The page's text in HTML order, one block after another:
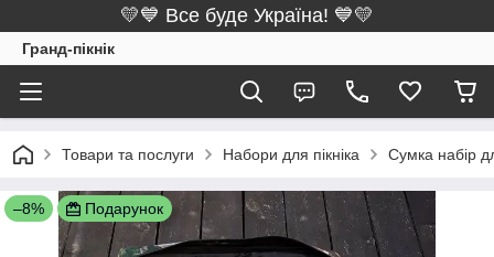
💛💙 Все буде Україна! 💙💛
Гранд-пікнік
Товари та послуги Набори для пікніка Сумка набір
–8% Подарунок